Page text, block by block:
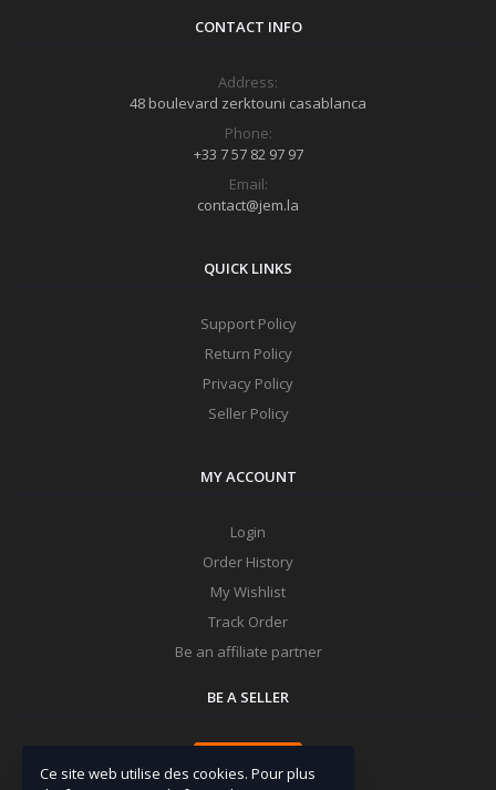
CONTACT INFO
Address:
48 boulevard zerktouni casablanca
Phone:
+33 7 57 82 97 97
Email:
contact@jem.la
QUICK LINKS
Support Policy
Return Policy
Privacy Policy
Seller Policy
MY ACCOUNT
Login
Order History
My Wishlist
Track Order
Be an affiliate partner
BE A SELLER
Ce site web utilise des cookies. Pour plus